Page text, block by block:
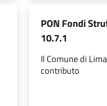
PON Fondi
10.7.1
Il Comune di
contributo